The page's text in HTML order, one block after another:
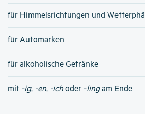
für Himmelsrichtungen und
für Automarken
für alkoholische Getränke
mit -ig, -en, -ich oder -lingam Ende